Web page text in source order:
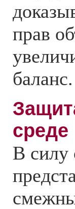
прав
баланс.
среде
В силу